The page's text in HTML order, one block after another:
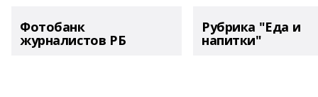
Фотобанк
журналистов РБ
Рубрика "Еда и
напитки"